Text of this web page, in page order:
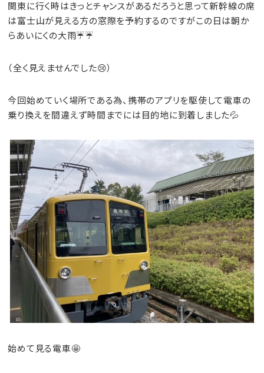
関東に行く時はきっとチャンスがあるだろうと思って新幹線の席
は富士山が見える方の窓際を予約するのですがこの日は朝か
らあいにくの大雨☔☔
（全く見えませんでした😢）
今回始めていく場所である為、携帯のアプリを駆使して電車の
乗り換えを間違えず時間までには目的地に到着しました💦
始めて見る電車🤩